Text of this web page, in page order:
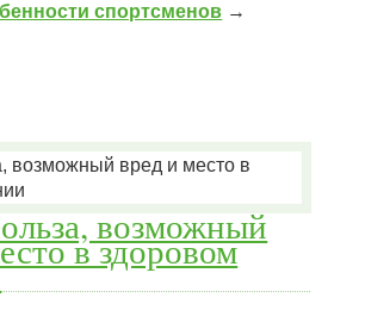
спортсменов →
возможный
в здоровом